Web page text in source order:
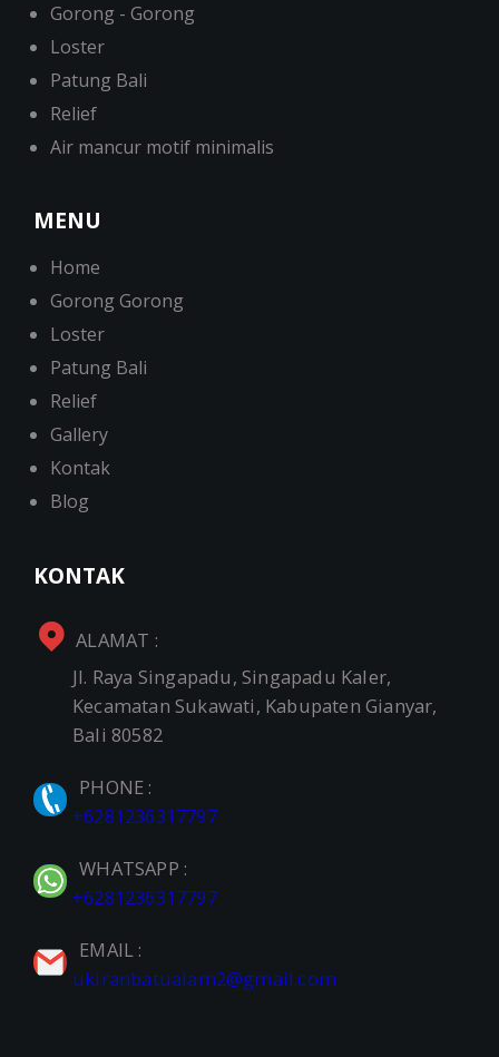
Gorong - Gorong
Loster
Patung Bali
Relief
Air mancur motif minimalis
MENU
Home
Gorong Gorong
Loster
Patung Bali
Relief
Gallery
Kontak
Blog
KONTAK
ALAMAT :
Jl. Raya Singapadu, Singapadu Kaler,
Kecamatan Sukawati, Kabupaten Gianyar,
Bali 80582
PHONE :
+6281236317797
WHATSAPP :
+6281236317797
EMAIL :
ukiranbatualam2@gmail.com